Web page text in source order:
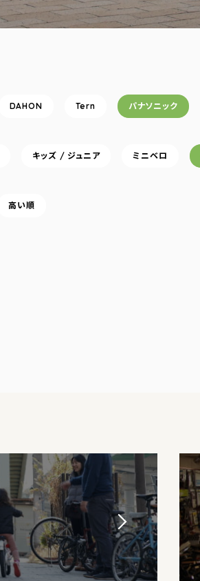
DAHON Tern パナソニック
キッズ / ジュニア ミニベロ
高い順